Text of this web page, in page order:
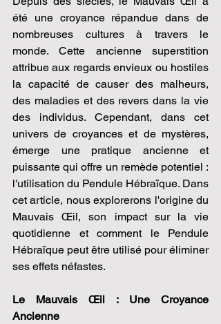
été une croyance répandue dans de
nombreuses cultures à travers le
monde. Cette ancienne superstition
attribue aux regards envieux ou hostiles
la capacité de causer des malheurs,
des maladies et des revers dans la vie
des individus. Cependant, dans cet
univers de croyances et de mystères,
émerge une pratique ancienne et
puissante qui offre un remède potentiel :
l'utilisation du Pendule Hébraïque. Dans
cet article, nous explorerons l'origine du
Mauvais Œil, son impact sur la vie
quotidienne et comment le Pendule
Hébraïque peut être utilisé pour éliminer
ses effets néfastes.
Le Mauvais Œil : Une Croyance
Ancienne